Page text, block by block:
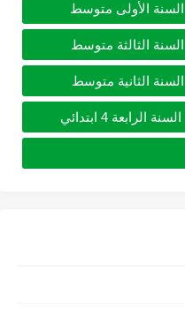
السنة الأولى متوسط
السنة الثالثة متوسط
السنة الثانية متوسط
السنة الرابعة 4 ابتدائي